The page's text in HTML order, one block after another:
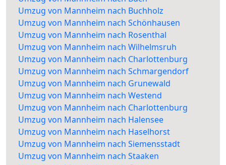
Umzug von Mannheim nach Buchholz
Umzug von Mannheim nach Schönhausen
Umzug von Mannheim nach Rosenthal
Umzug von Mannheim nach Wilhelmsruh
Umzug von Mannheim nach Charlottenburg
Umzug von Mannheim nach Schmargendorf
Umzug von Mannheim nach Grunewald
Umzug von Mannheim nach Westend
Umzug von Mannheim nach Charlottenburg
Umzug von Mannheim nach Halensee
Umzug von Mannheim nach Haselhorst
Umzug von Mannheim nach Siemensstadt
Umzug von Mannheim nach Staaken